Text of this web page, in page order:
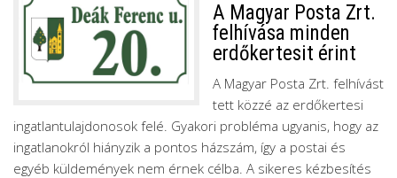
A Magyar Posta Zrt.
felhívása minden
erdőkertesit érint
A Magyar Posta Zrt. felhívást
tett közzé az erdőkertesi
ingatlantulajdonosok felé. Gyakori probléma ugyanis, hogy az
ingatlanokról hiányzik a pontos házszám, így a postai és
egyéb küldemények nem érnek célba. A sikeres kézbesítés